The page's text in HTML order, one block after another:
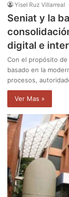
Yisel Ruz Villarreal
Seniat y la
digital e
Con el propósito
basado en la
procesos,
Ver Mas »